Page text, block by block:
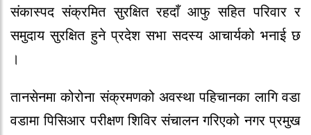
संकास्पद संक्रमित सुरक्षित रहदाँ आफु सहित परिवार र
समुदाय सुरक्षित हुने प्रदेश सभा सदस्य आचार्यको भनाई छ
।
तानसेनमा कोरोना संक्रमणको अवस्था पहिचानका लागि वडा
वडामा पिसिआर परीक्षण शिविर संचालन गरिएको नगर प्रमुख